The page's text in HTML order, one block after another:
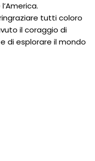
tutti coloro
il coraggio di
di esplorare il mondo